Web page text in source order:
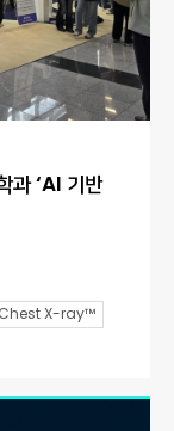
과 ‘AI 기반
X-ray™